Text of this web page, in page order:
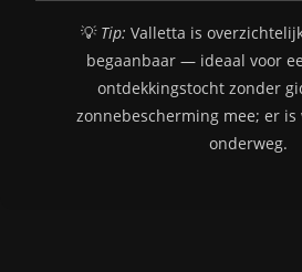
💡 Tip: Valletta is
begaanbaar — ideaal voor
ontdekkingstocht zonder
zonnebescherming mee; er
onderweg.